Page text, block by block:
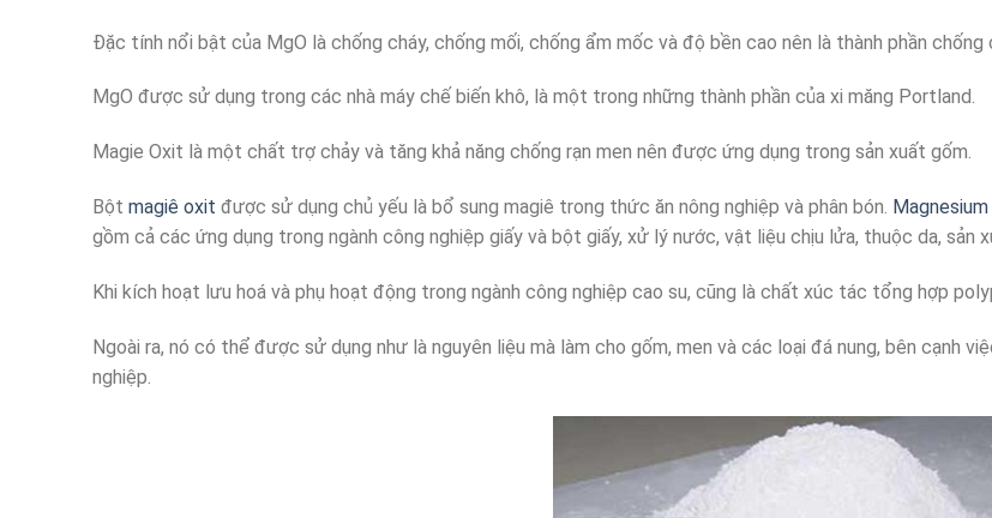
Đặc tính nổi bật của MgO là chống cháy, chống mối, chống ẩm mốc và độ bền cao nên là thành phần
MgO được sử dụng trong các nhà máy chế biến khô, là một trong những thành phần của xi măng Portland.
Magie Oxit là một chất trợ chảy và tăng khả năng chống rạn men nên được ứng dụng trong sản xuất gốm.
Bột magiê oxit được sử dụng chủ yếu là bổ sung magiê trong thức ăn nông nghiệp và phân bón.
gồm cả các ứng dụng trong ngành công nghiệp giấy và bột giấy, xử lý nước, vật liệu chịu lửa, thuộc da, sản
Khi kích hoạt lưu hoá và phụ hoạt động trong ngành công nghiệp cao su, cũng là chất xúc tác tổng hợp
Ngoài ra, nó có thể được sử dụng như là nguyên liệu mà làm cho gốm, men và các loại đá nung, bên cạnh
nghiệp.